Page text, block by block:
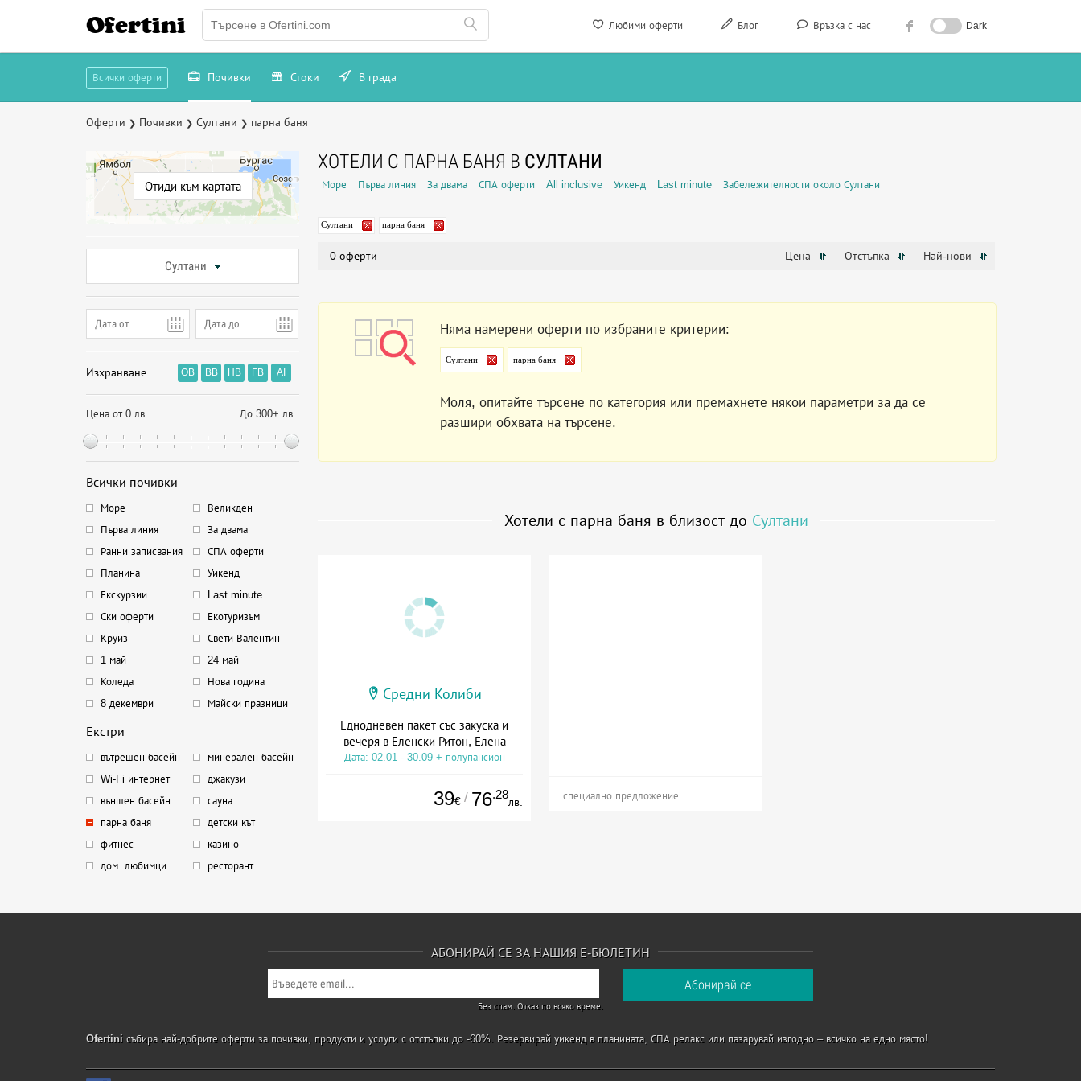
Любими оферти Блог Връзка с нас Dark
Ofertini
Всички оферти Почивки Стоки В града
Оферти ❯ Почивки ❯ Султани ❯ парна баня
Отиди към картата
Султани
Изхранване OB BB HB FB AI
Цена от 0 лв До 300+ лв
Всички почивки
Море
Великден
Първа линия
За двама
Ранни записвания
СПА оферти
Планина
Уикенд
Екскурзии
Last minute
Ски оферти
Екотуризъм
Круиз
Свети Валентин
1 май
24 май
Коледа
Нова година
8 декември
Майски празници
Екстри
вътрешен басейн
минерален басейн
Wi-Fi интернет
джакузи
външен басейн
сауна
парна баня
детски кът
фитнес
казино
дом. любимци
ресторант
ХОТЕЛИ С ПАРНА БАНЯ В СУЛТАНИ
Море Първа линия За двама СПА оферти All inclusive Уикенд Last minute Забележителности около Султани
Султани парна баня
0 оферти Цена Отстъпка Най-нови
Няма намерени оферти по избраните критерии:
Султани парна баня
Моля, опитайте търсене по категория или премахнете някои параметри за да се
разшири обхвата на търсене.
Хотели с парна баня в близост до Султани
Средни Колиби
Еднодневен пакет със закуска и
вечеря в Еленски Ритон, Елена
Дата: 02.01 - 30.09 + полупансион
39€ / 76.28
лв. специално предложение
АБОНИРАЙ СЕ ЗА НАШИЯ Е-БЮЛЕТИН
Без спам. Отказ по всяко време.
Ofertini събира най-добрите оферти за почивки, продукти и услуги с отстъпки до -60%. Резервирай уикенд в планината, СПА релакс или пазарувай изгодно – всичко на едно място!